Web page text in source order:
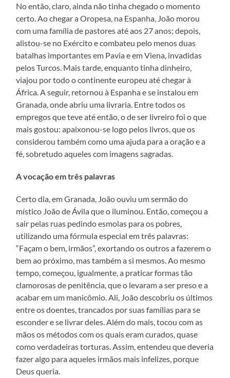
No então, claro, ainda não tinha chegado o momento
certo. Ao chegar a Oropesa, na Espanha, João morou
com uma família de pastores até aos 27 anos; depois,
alistou-se no Exército e combateu pelo menos duas
batalhas importantes em Pavia e em Viena, invadidas
pelos Turcos. Mais tarde, enquanto tinha dinheiro,
viajou por todo o continente europeu até chegar à
África. A seguir, retornou à Espanha e se instalou em
Granada, onde abriu uma livraria. Entre todos os
empregos que teve até então, o de ser livreiro foi o que
mais gostou: apaixonou-se logo pelos livros, que os
considerou também como uma ajuda para a oração e a
fé, sobretudo aqueles com imagens sagradas.
A vocação em três palavras
Certo dia, em Granada, João ouviu um sermão do
místico João de Ávila que o iluminou. Então, começou a
sair pelas ruas pedindo esmolas para os pobres,
utilizando uma fórmula especial em três palavras:
“Façam o bem, irmãos”, exortando os outros a fazerem o
bem ao próximo, mas também a si mesmos. Ao mesmo
tempo, começou, igualmente, a praticar formas tão
clamorosas de penitência, que o levaram a ser preso e a
acabar em um manicômio. Ali, João descobriu os últimos
entre os doentes, trancados por suas famílias para se
esconder e se livrar deles. Além do mais, tocou com as
mãos os métodos com os quais eram curados, quase
como verdadeiras torturas. Assim, entendeu que deveria
fazer algo para aqueles irmãos mais infelizes, porque
Deus queria.